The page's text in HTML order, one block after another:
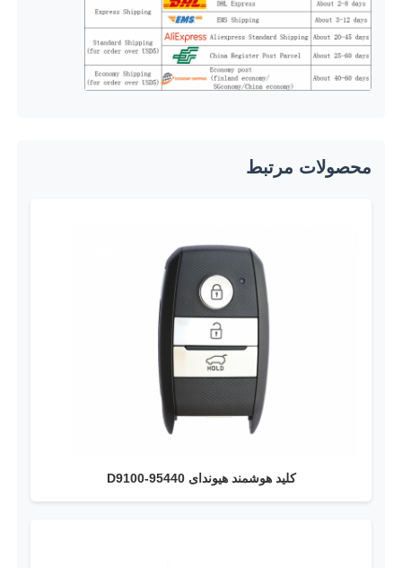
اخبار
کلیدهای خودرو
تیغه ی کلید ماشین
دستگاه برش فرش تک زاویه ای
برنامه نویس کلید ماشین
دستگاه قفل‌سازی
محصولات مرتبط
کلید هوشمند هیوندای 95440-D9100